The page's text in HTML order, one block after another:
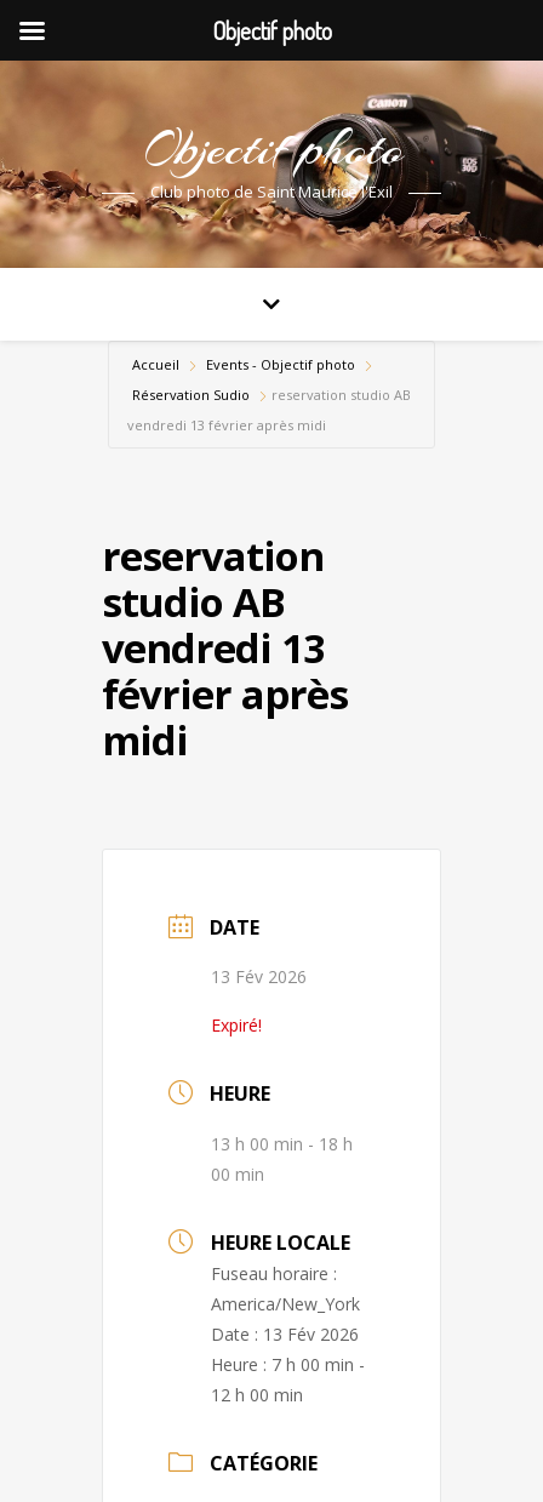
Objectif photo
Club photo de Saint Maurice l'Exil
Accueil
Events - Objectif photo
Réservation Sudio
reservation studio AB
vendredi 13 février après midi
reservation
studio AB
vendredi 13
février après
midi
DATE
13 Fév 2026
Expiré!
HEURE
13 h 00 min - 18 h
00 min
HEURE LOCALE
Fuseau horaire :
America/New_York
Date : 13 Fév 2026
Heure : 7 h 00 min -
12 h 00 min
CATÉGORIE
Objectif photo